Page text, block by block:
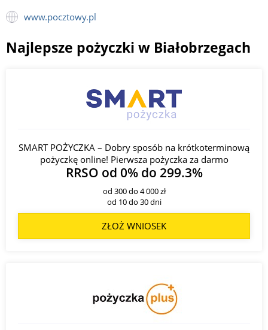
www.pocztowy.pl
Najlepsze pożyczki w Białobrzegach
SMART POŻYCZKA – Dobry sposób na krótkoterminową
pożyczkę online! Pierwsza pożyczka za darmo
RRSO od 0% do 299.3%
od 300 do 4 000 zł
od 10 do 30 dni
ZŁOŻ WNIOSEK